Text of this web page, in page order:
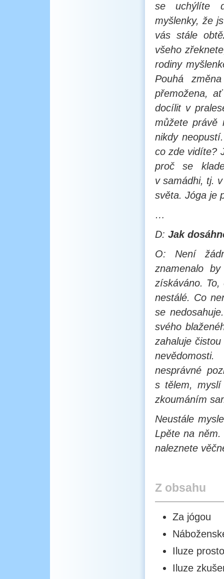
se uchýlíte
myšlenky, že
vás stále
všeho
rodiny
Pouhá
přemožena,
docílit v
můžete právě
nikdy
co zde vidíte?
proč se
v samádhi, tj.
světa. Jóga je
…
D: Jak
O: Není
znamenalo
získáváno.
nestálé. Co
se
svého
zahaluje
nesprávné
s tělem, myslí
zkoumáním
Neustále
Lpěte na
naleznete
Z obsahu
Za jógou
Iluze
Iluze